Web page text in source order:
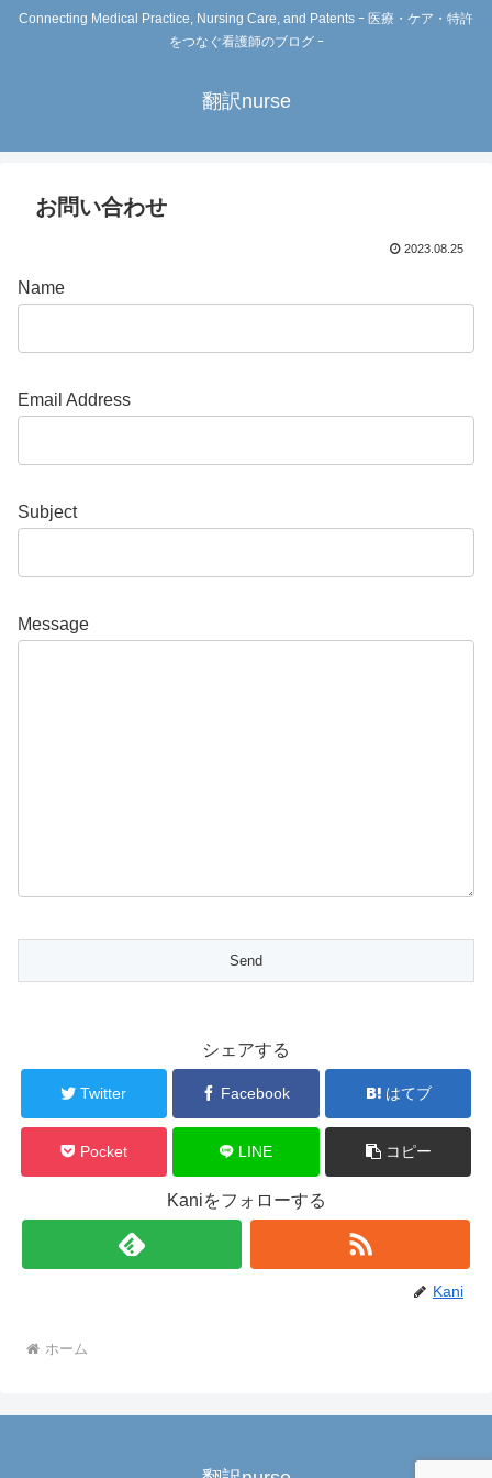
Connecting Medical Practice, Nursing Care, and Patents ｰ 医療・ケア・特許
をつなぐ看護師のブログ ｰ
翻訳nurse
お問い合わせ
2023.08.25
Name
Email Address
Subject
Message
シェアする
Twitter Facebook はてブ
Pocket LINE コピー
Kaniをフォローする
Kani
ホーム